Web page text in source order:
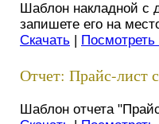
Шаблон накладной с
запишете его на
Скачать
Посмотреть
Отчет: Прайс-лист
Шаблон отчета